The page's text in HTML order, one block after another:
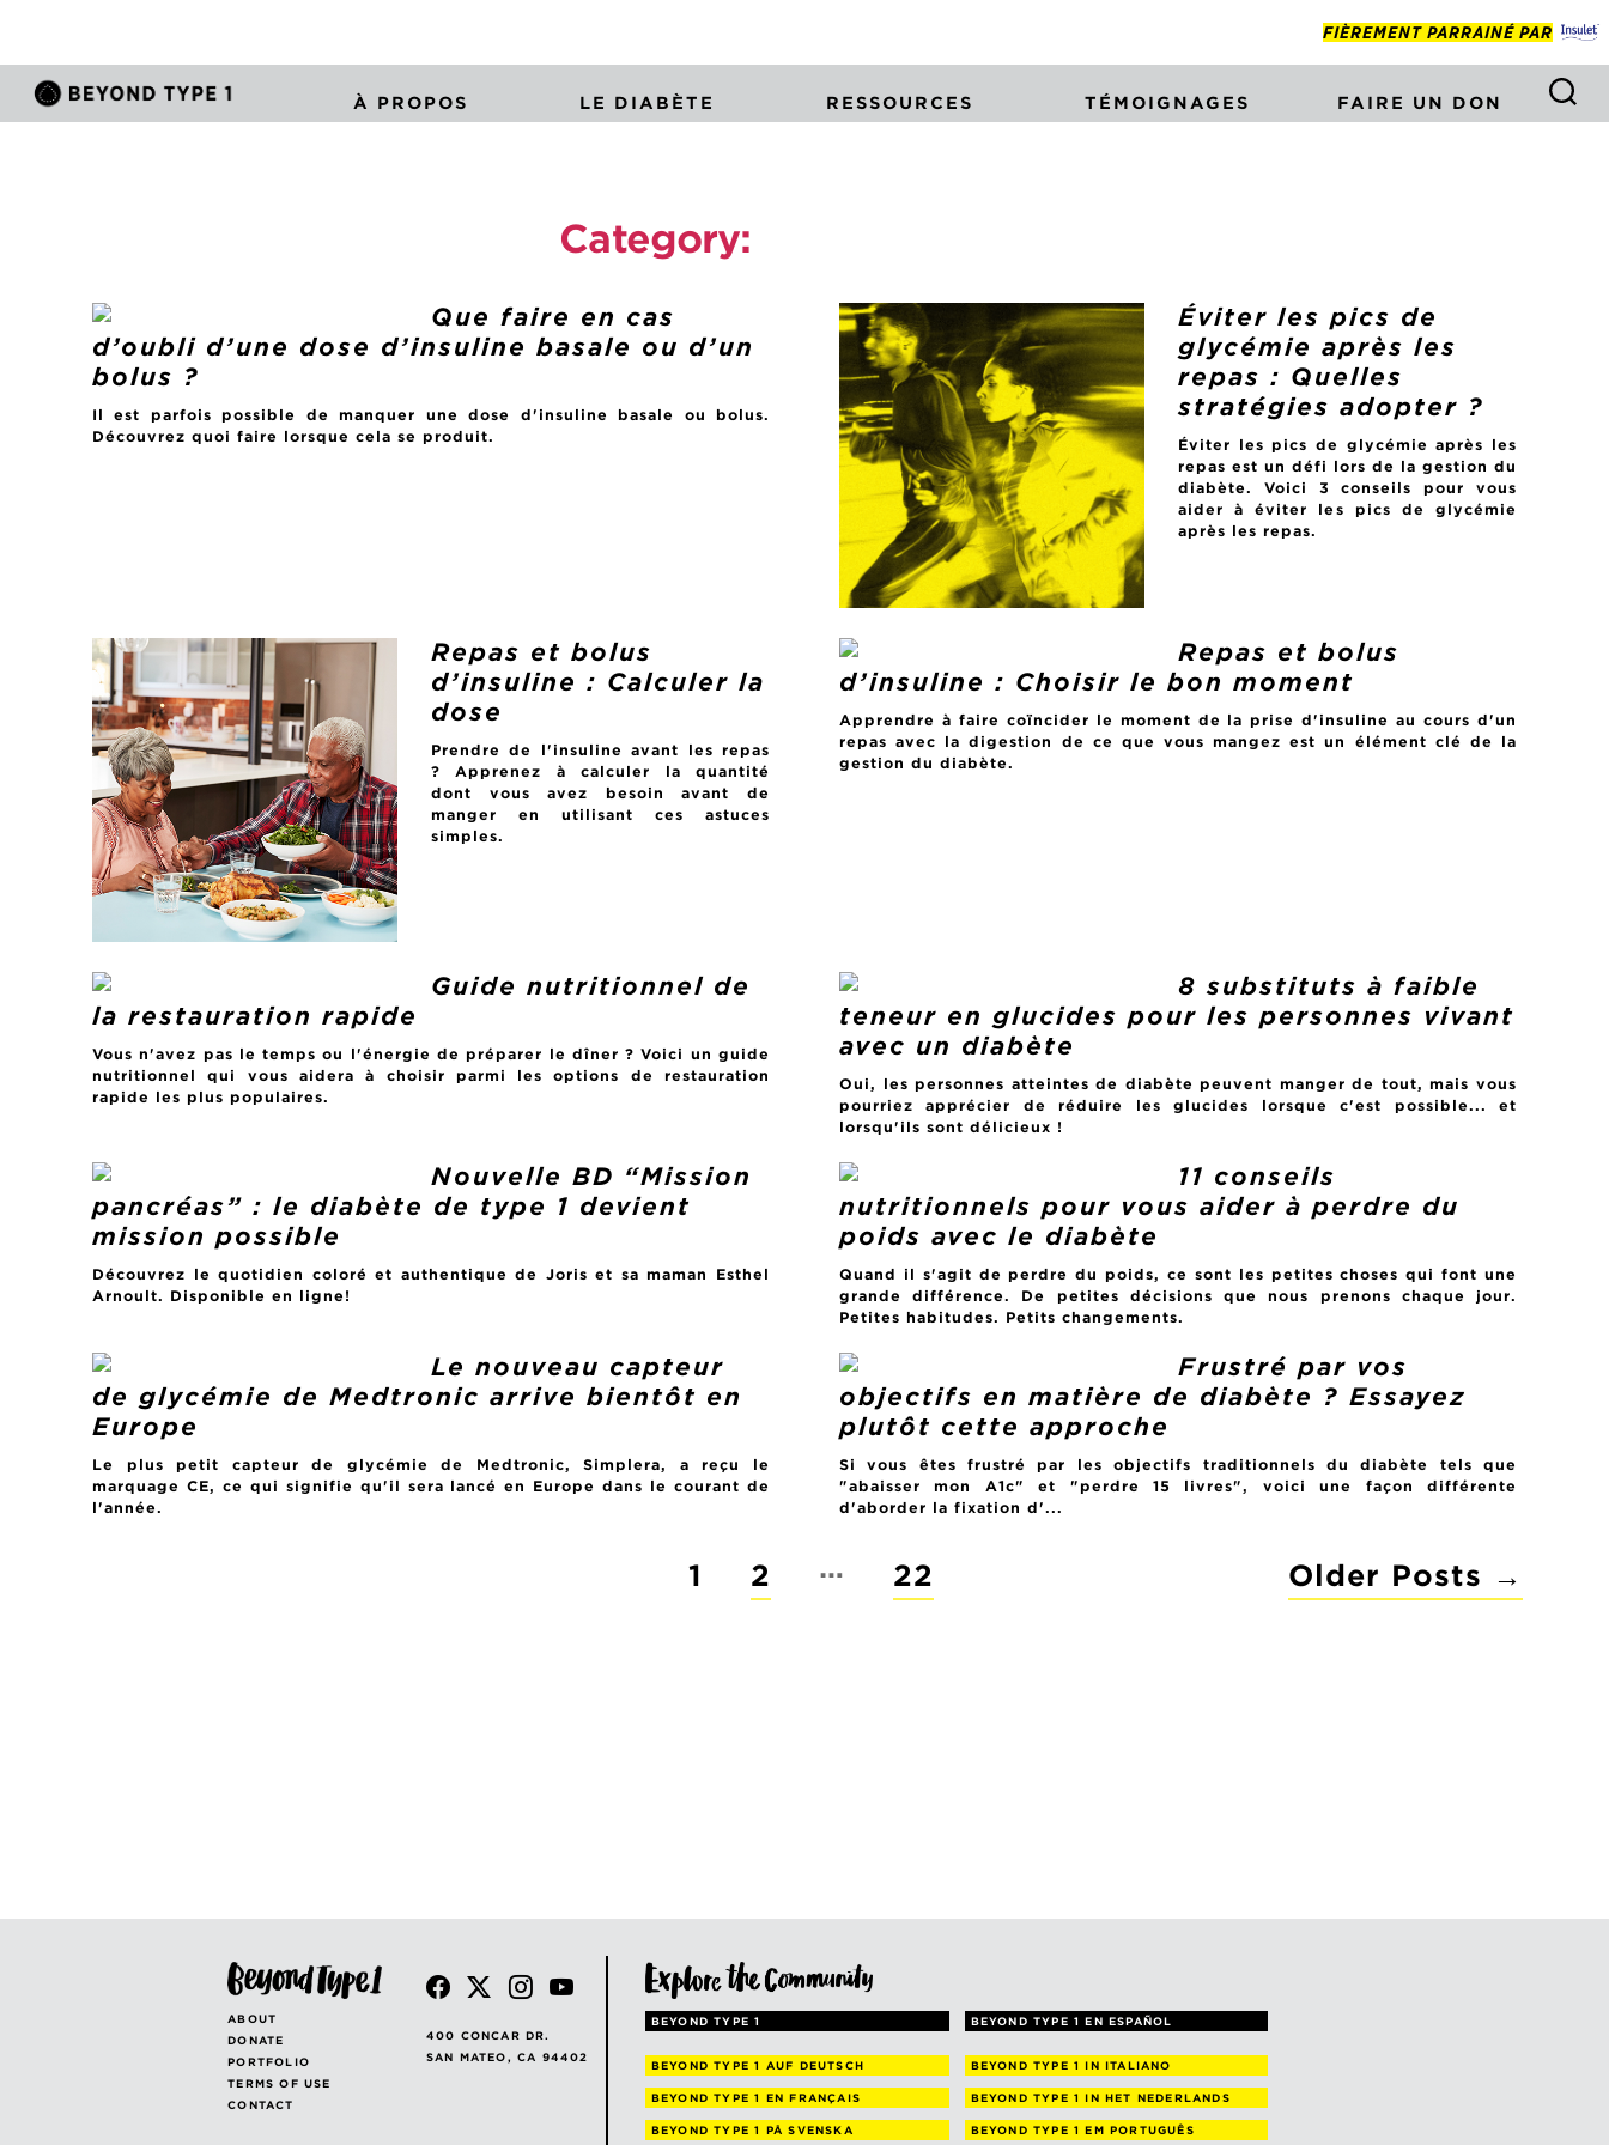
FIÈREMENT PARRAINÉ PAR
À PROPOS LE DIABÈTE RESSOURCES TÉMOIGNAGES FAIRE UN DON
Category:
Que faire en cas
d’oubli d’une dose d’insuline basale ou d’un
bolus ?
Il est parfois possible de manquer une dose d'insuline basale ou bolus.
Découvrez quoi faire lorsque cela se produit.
Éviter les pics de
glycémie après les
repas : Quelles
stratégies adopter ?
Éviter les pics de glycémie après les
repas est un défi lors de la gestion du
diabète. Voici 3 conseils pour vous
aider à éviter les pics de glycémie
après les repas.
Repas et bolus
d’insuline : Calculer la
dose
Prendre de l'insuline avant les repas
? Apprenez à calculer la quantité
dont vous avez besoin avant de
manger en utilisant ces astuces
simples.
Repas et bolus
d’insuline : Choisir le bon moment
Apprendre à faire coïncider le moment de la prise d'insuline au cours d'un
repas avec la digestion de ce que vous mangez est un élément clé de la
gestion du diabète.
Guide nutritionnel de
la restauration rapide
Vous n'avez pas le temps ou l'énergie de préparer le dîner ? Voici un guide
nutritionnel qui vous aidera à choisir parmi les options de restauration
rapide les plus populaires.
8 substituts à faible
teneur en glucides pour les personnes vivant
avec un diabète
Oui, les personnes atteintes de diabète peuvent manger de tout, mais vous
pourriez apprécier de réduire les glucides lorsque c'est possible... et
lorsqu'ils sont délicieux !
Nouvelle BD “Mission
pancréas” : le diabète de type 1 devient
mission possible
Découvrez le quotidien coloré et authentique de Joris et sa maman Esthel
Arnoult. Disponible en ligne!
11 conseils
nutritionnels pour vous aider à perdre du
poids avec le diabète
Quand il s'agit de perdre du poids, ce sont les petites choses qui font une
grande différence. De petites décisions que nous prenons chaque jour.
Petites habitudes. Petits changements.
Le nouveau capteur
de glycémie de Medtronic arrive bientôt en
Europe
Le plus petit capteur de glycémie de Medtronic, Simplera, a reçu le
marquage CE, ce qui signifie qu'il sera lancé en Europe dans le courant de
l'année.
Frustré par vos
objectifs en matière de diabète ? Essayez
plutôt cette approche
Si vous êtes frustré par les objectifs traditionnels du diabète tels que
"abaisser mon A1c" et "perdre 15 livres", voici une façon différente
d'aborder la fixation d'...
1 2 … 22 Older Posts →
ABOUT
DONATE
PORTFOLIO
TERMS OF USE
CONTACT
400 CONCAR DR.
SAN MATEO, CA 94402
BEYOND TYPE 1 BEYOND TYPE 1 EN ESPAÑOL
BEYOND TYPE 1 AUF DEUTSCH BEYOND TYPE 1IN ITALIANO
BEYOND TYPE 1 EN FRANÇAIS BEYOND TYPE 1IN HET NEDERLANDS
BEYOND TYPE 1 PÅ SVENSKA BEYOND TYPE 1EM PORTUGUÊS